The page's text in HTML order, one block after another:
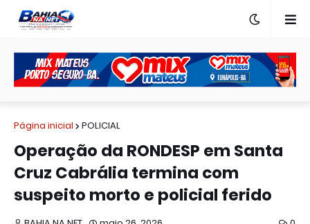
Página inicial POLICIAL
Operação da RONDESP em Santa
Cruz Cabrália termina com
suspeito morto e policial ferido